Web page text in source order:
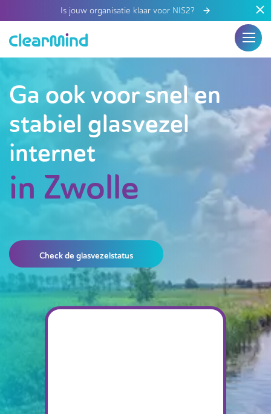
Is jouw organisatie klaar voor NIS2?
Ga ook voor snel en
stabiel glasvezel
internet
in Zwolle
Check de glasvezelstatus